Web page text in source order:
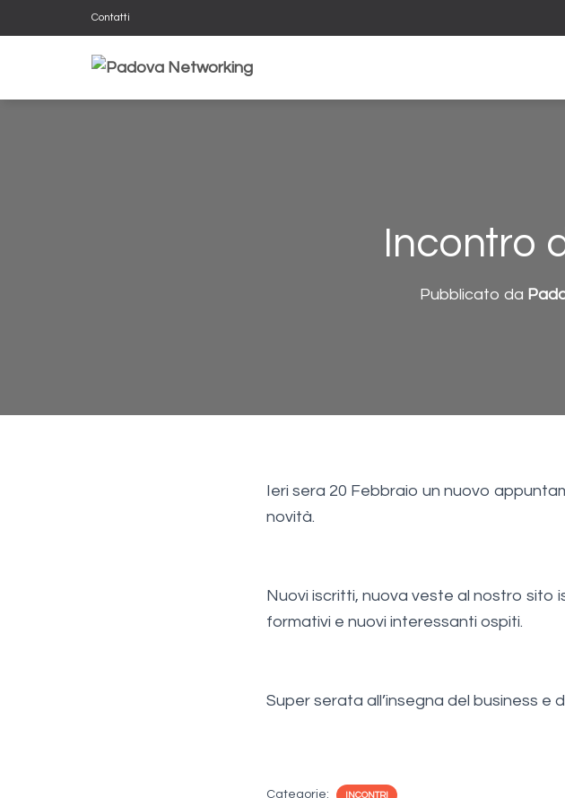
Contatti
Incontro
Pubblicato da
Ieri sera 20 Febbraio un nuovo
novità.
Nuovi iscritti, nuova veste al nostro sito
formativi e nuovi interessanti ospiti.
Super serata all’insegna del business e
Categorie: INCONTRI